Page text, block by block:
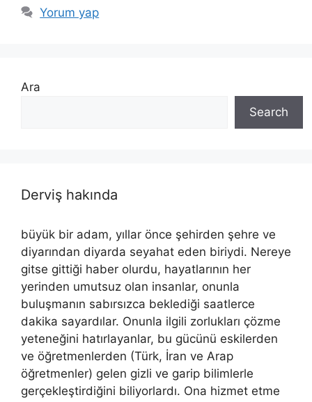
Yorum yap
Ara
Search
Derviş hakında
büyük bir adam, yıllar önce şehirden şehre ve
diyarından diyarda seyahat eden biriydi. Nereye
gitse gittiği haber olurdu, hayatlarının her
yerinden umutsuz olan insanlar, onunla
buluşmanın sabırsızca beklediği saatlerce
dakika sayardılar. Onunla ilgili zorlukları çözme
yeteneğini hatırlayanlar, bu gücünü eskilerden
ve öğretmenlerden (Türk, İran ve Arap
öğretmenler) gelen gizli ve garip bilimlerle
gerçekleştirdiğini biliyorlardı. Ona hizmet etme